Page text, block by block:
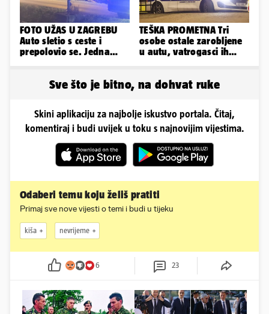
FOTO UŽAS U ZAGREBU
Auto sletio s ceste i
prepolovio se. Jedna
TEŠKA PROMETNA Tri
osobe ostale zarobljene
u autu, vatrogasci ih
Sve što je bitno, na dohvat ruke
Skini aplikaciju za najbolje iskustvo portala. Čitaj,
komentiraj i budi uvijek u toku s najnovijim vijestima.
Odaberi temu koju želiš pratiti
Primaj sve nove vijesti o temi i budi u tijeku
kiša nevrijeme
6 23